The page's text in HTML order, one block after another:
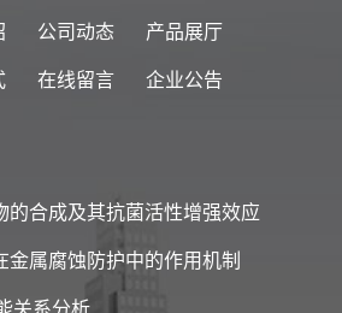
公司动态 产品展厅
在线留言 企业公告
的合成及其抗菌活性增强效应
金属腐蚀防护中的作用机制
关系分析